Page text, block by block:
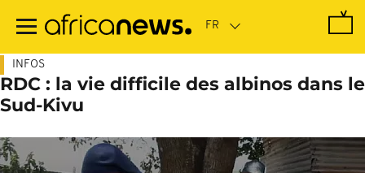
contenu
INFOS
RDC : la vie difficile des albinos dans le
Sud-Kivu